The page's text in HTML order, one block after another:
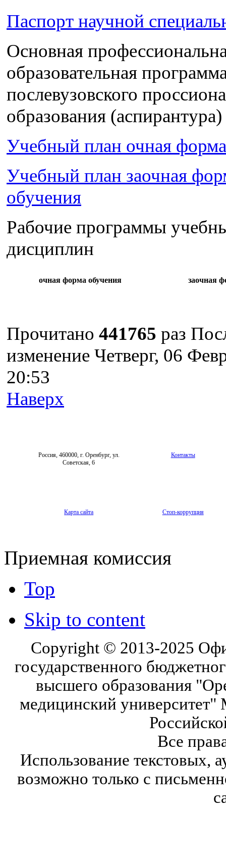
Паспорт научной
Основная
образовательная
послевузовского
образования (аспирантура)
Учебный план очная
Учебный план заочная
обучения
Рабочие программы
дисциплин
очная форма обучения заочная
Прочитано 441765 раз
изменение Четверг, 06
20:53
Наверх
Россия, 460000, г. Оренбург, ул.
Советская, 6
Контакты
Карта сайта Стоп-коррупция
Приемная комиссия
Top
Skip to content
Copyright © 2013-2025
государственного
высшего образования
медицинский университет"
Все
Использование текстовых,
возможно только с